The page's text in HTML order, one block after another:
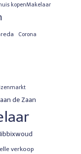
kopenMakelaar
Corona
de Zaan
verkoop